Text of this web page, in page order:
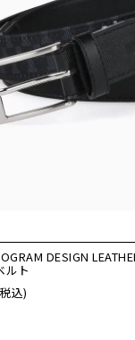
DESIGN
ルト
込)